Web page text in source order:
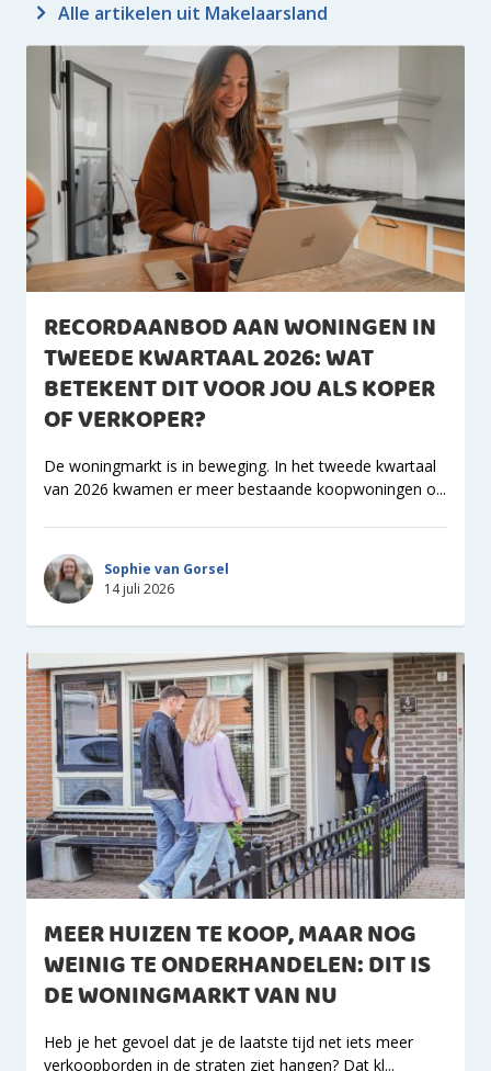
Alle artikelen uit Makelaarsland
RECORDAANBOD AAN WONINGEN IN
TWEEDE KWARTAAL 2026: WAT
BETEKENT DIT VOOR JOU ALS KOPER
OF VERKOPER?
De woningmarkt is in beweging. In het tweede kwartaal
van 2026 kwamen er meer bestaande koopwoningen o...
Sophie van Gorsel
14 juli 2026
MEER HUIZEN TE KOOP, MAAR NOG
WEINIG TE ONDERHANDELEN: DIT IS
DE WONINGMARKT VAN NU
Heb je het gevoel dat je de laatste tijd net iets meer
verkoopborden in de straten ziet hangen? Dat kl...